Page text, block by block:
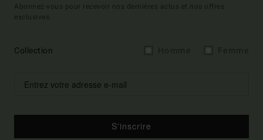
Abonnez-vous pour recevoir nos dernières actus et nos offres
exclusives.
Collection
S'inscrire